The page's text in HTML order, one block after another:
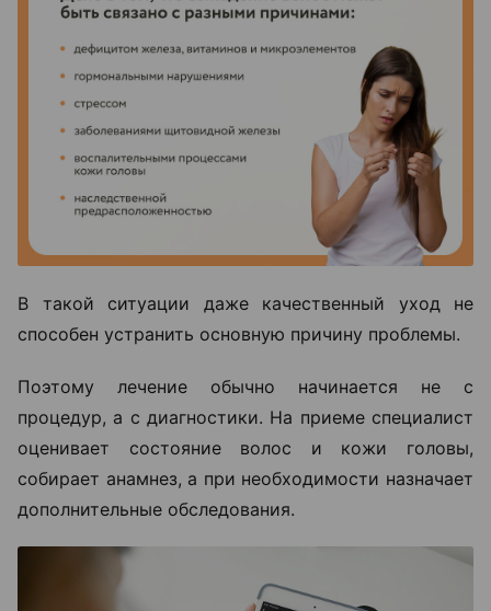
В такой ситуации даже качественный уход не
способен устранить основную причину проблемы.
Поэтому лечение обычно начинается не с
процедур, а с диагностики. На приеме специалист
оценивает состояние волос и кожи головы,
собирает анамнез, а при необходимости назначает
дополнительные обследования.